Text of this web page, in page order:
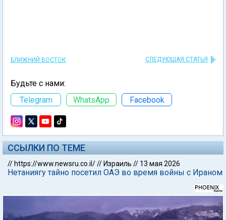
БЛИЖНИЙ ВОСТОК СЛЕДУЮЩАЯ СТАТЬЯ
Будьте с нами:
Telegram
WhatsApp Facebook
ССЫЛКИ ПО ТЕМЕ
// https://www.newsru.co.il/// Израиль // 13 мая 2026
Нетаниягу тайно посетил ОАЭ во время войны с Ираном